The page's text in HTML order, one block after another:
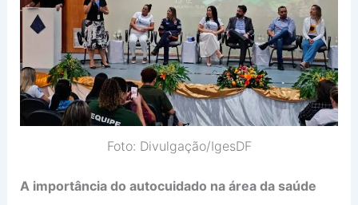
Foto: Divulgação/IgesDF
A importância do autocuidado na área da saúde